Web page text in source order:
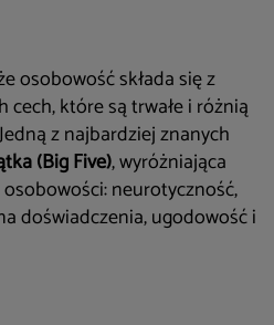
osobowość składa się z
które są trwałe i różnią
z najbardziej znanych
(Big Five), wyróżniająca
neurotyczność,
doświadczenia, ugodowość i